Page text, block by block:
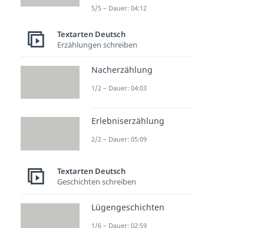
5/5 – Dauer: 04:12
Textarten Deutsch
Erzählungen schreiben
Nacherzählung
1/2 – Dauer: 04:03
Erlebniserzählung
2/2 – Dauer: 05:09
Textarten Deutsch
Geschichten schreiben
Lügengeschichten
1/6 – Dauer: 02:59